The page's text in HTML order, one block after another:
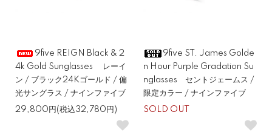
9five REIGN Black & 2
4k Gold Sunglasses レーイ
ン / ブラック24Kゴールド / 偏
光サングラス / ナインファイブ
29,800円(税込32,780円)
9five ST. James Golde
n Hour Purple Gradation Su
nglasses セントジェームス /
限定カラー / ナインファイブ
SOLD OUT